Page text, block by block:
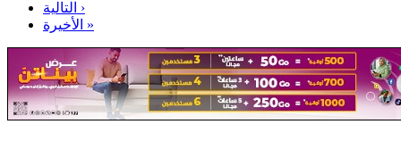
التالية ›
الأخيرة »